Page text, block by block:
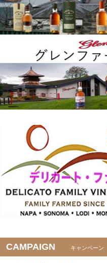
CAMPAIGN キャンペーン